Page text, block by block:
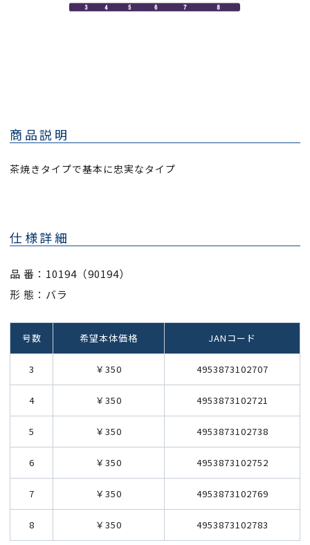
商品説明
茶焼きタイプで基本に忠実なタイプ
仕様詳細
品 番：10194（90194）
形 態：バラ
号数 希望本体価格 JANコード
3 ￥350 4953873102707
4 ￥350 4953873102721
5 ￥350 4953873102738
6 ￥350 4953873102752
7 ￥350 4953873102769
8 ￥350 4953873102783